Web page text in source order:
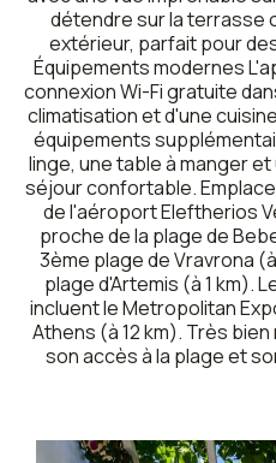
détendre sur la terrasse
extérieur, parfait pour
Équipements modernes
connexion Wi-Fi gratuite
climatisation et d'une
équipements
linge, une table à manger
séjour confortable.
de l'aéroport Eleftherios
proche de la plage de
3ème plage de Vravrona
plage d'Artemis (à 1 km).
incluent le Metropolitan
Athens (à 12 km). Très
son accès à la plage et